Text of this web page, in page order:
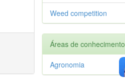
Weed competition
Áreas de conhecimento
Agronomia